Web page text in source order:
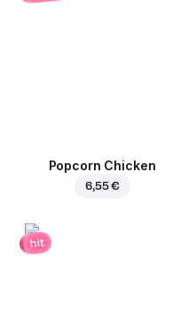
Popcorn Chicken
6,55 €
hit